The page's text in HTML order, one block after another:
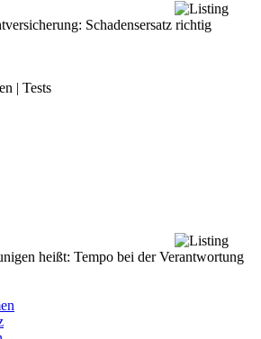
Schadensersatz richtig
| Tests
heißt: Tempo bei der Verantwortung